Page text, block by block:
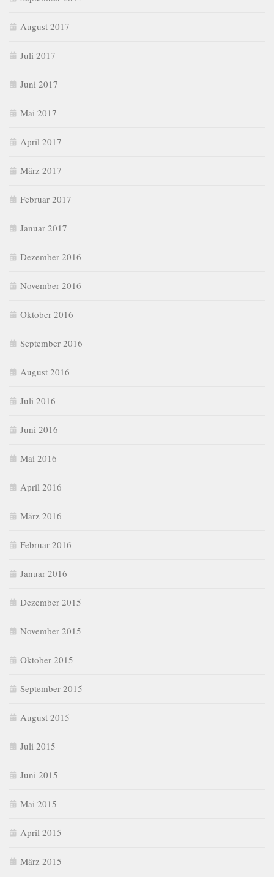
August 2017
Juli 2017
Juni 2017
Mai 2017
April 2017
März 2017
Februar 2017
Januar 2017
Dezember 2016
November 2016
Oktober 2016
September 2016
August 2016
Juli 2016
Juni 2016
Mai 2016
April 2016
März 2016
Februar 2016
Januar 2016
Dezember 2015
November 2015
Oktober 2015
September 2015
August 2015
Juli 2015
Juni 2015
Mai 2015
April 2015
März 2015